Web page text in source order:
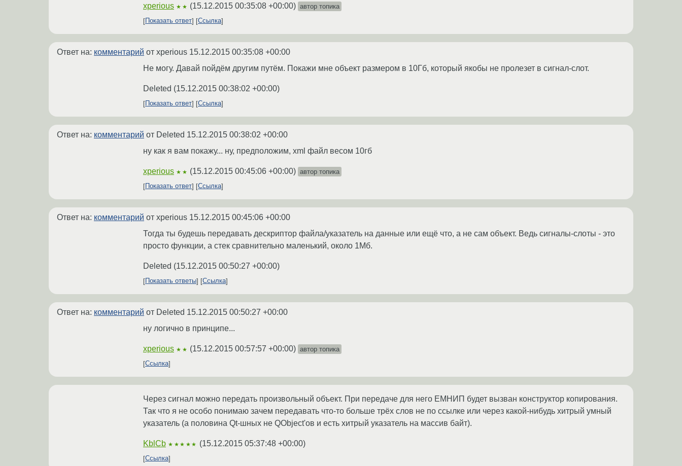
xperious ★★ (15.12.2015 00:35:08 +00:00) автор топика
Показать ответ
Ссылка
Ответ на: комментарий от xperious 15.12.2015 00:35:08 +00:00
Не могу. Давай пойдём другим путём. Покажи мне объект размером в 10Гб, который якобы не пролезет в сигнал-слот.
Deleted (15.12.2015 00:38:02 +00:00)
Показать ответ Ссылка
Ответ на: комментарий от Deleted 15.12.2015 00:38:02 +00:00
ну как я вам покажу... ну, предположим, xml файл весом 10гб
xperious ★★ (15.12.2015 00:45:06 +00:00) автор топика
Показать ответ
Ссылка
Ответ на: комментарий от xperious 15.12.2015 00:45:06 +00:00
Тогда ты будешь передавать дескриптор файла/указатель на данные или ещё что, а не сам объект. Ведь сигналы-слоты - это
просто функции, а стек сравнительно маленький, около 1Мб.
Deleted (15.12.2015 00:50:27 +00:00)
Показать ответы Ссылка
Ответ на: комментарий от Deleted 15.12.2015 00:50:27 +00:00
ну логично в принципе...
xperious ★★ (15.12.2015 00:57:57 +00:00) автор топика
Ссылка
Через сигнал можно передать произвольный объект. При передаче для него ЕМНИП будет вызван конструктор копирования.
Так что я не особо понимаю зачем передавать что-то больше трёх слов не по ссылке или через какой-нибудь хитрый умный
указатель (а половина Qt-шных не QObject'ов и есть хитрый указатель на массив байт).
KblCb ★★★★★ (15.12.2015 05:37:48 +00:00)
Ссылка